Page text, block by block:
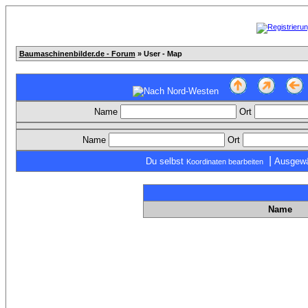
Baumaschinenbilder.de - Forum » User - Map
Name Ort
Name Ort
Du selbst Koordinaten bearbeiten
Name